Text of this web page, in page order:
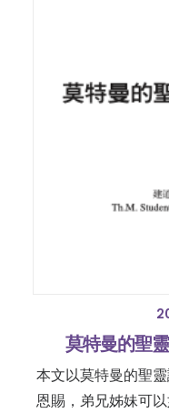
莫特曼的聖
本文以莫特曼的聖
恩賜，弟兄姊妹可